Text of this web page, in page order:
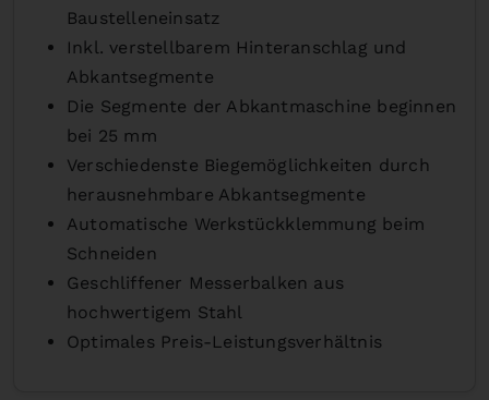
Baustelleneinsatz
Inkl. verstellbarem Hinteranschlag und
Abkantsegmente
Die Segmente der Abkantmaschine beginnen
bei 25 mm
Verschiedenste Biegemöglichkeiten durch
herausnehmbare Abkantsegmente
Automatische Werkstückklemmung beim
Schneiden
Geschliffener Messerbalken aus
hochwertigem Stahl
Optimales Preis-Leistungsverhältnis